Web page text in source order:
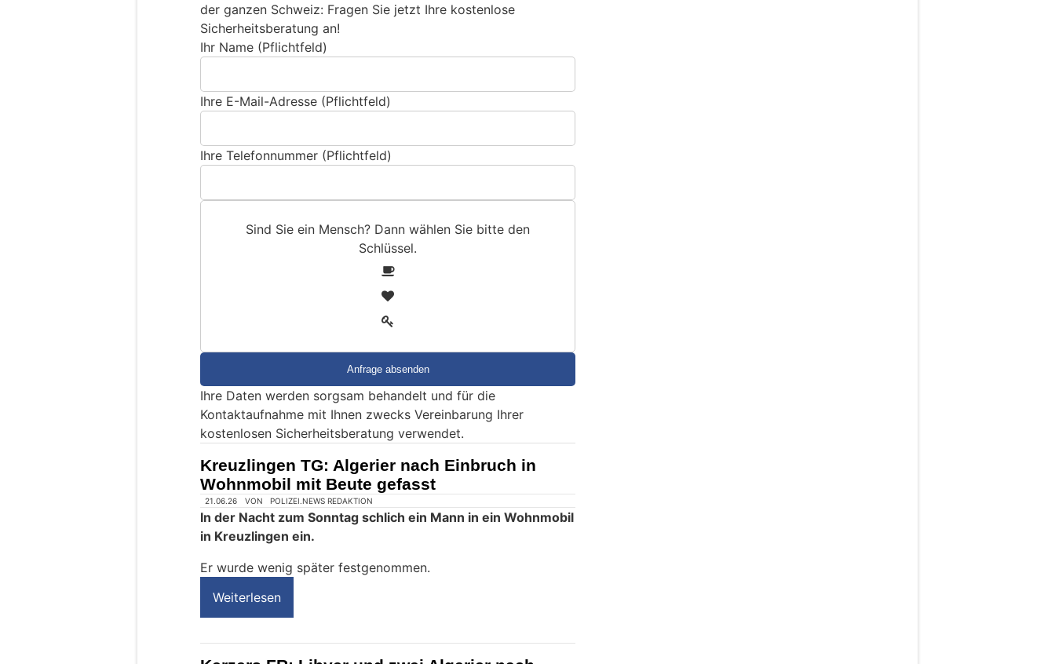
der ganzen Schweiz: Fragen Sie jetzt Ihre kostenlose
Sicherheitsberatung an!
Ihr Name (Pflichtfeld)
Ihre E-Mail-Adresse (Pflichtfeld)
Ihre Telefonnummer (Pflichtfeld)
Sind Sie ein Mensch? Dann wählen Sie bitte den
Schlüssel.
e
i
n
e
n
s
c
?
a
n
Ihre Daten werden sorgsam behandelt und für die
Kontaktaufnahme mit Ihnen zwecks Vereinbarung Ihrer
kostenlosen Sicherheitsberatung verwendet.
Kreuzlingen TG: Algerier nach Einbruch in
Wohnmobil mit Beute gefasst